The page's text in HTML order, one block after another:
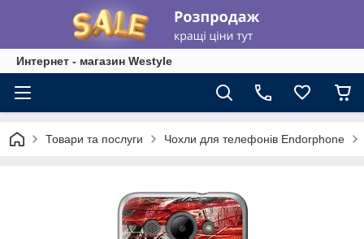
Интернет - магазин Westyle
Товари та послуги Чохли для телефонів Endorphone